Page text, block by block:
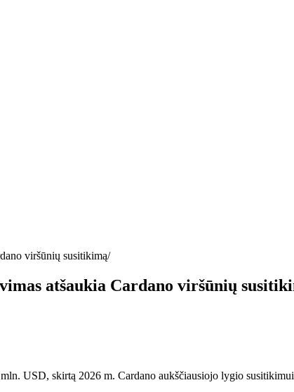
viršūnių susitikimą
atšaukia Cardano viršūnių
USD, skirtą 2026 m. Cardano aukščiausiojo lygio